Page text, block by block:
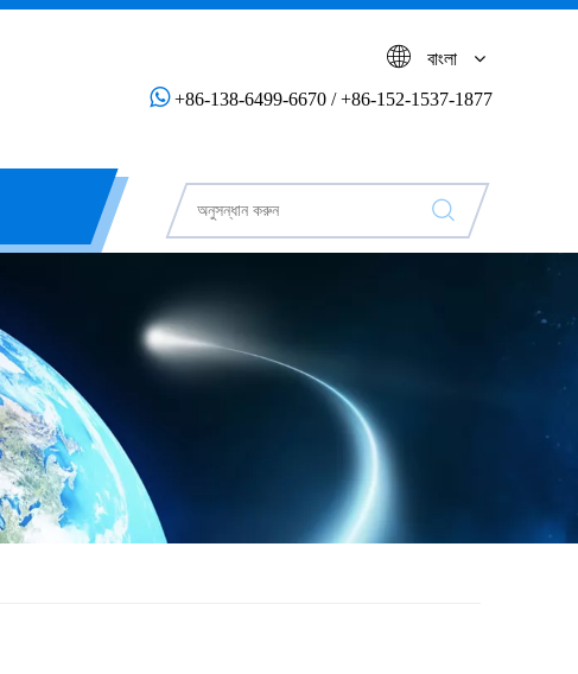
বাংলা
+86-138-6499-6670 / +86-152-1537-1877